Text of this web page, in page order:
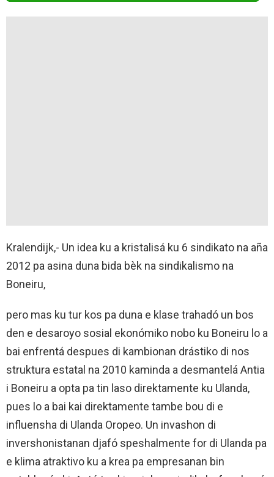
Kralendijk,- Un idea ku a kristalisá ku 6 sindikato na aña
2012 pa asina duna bida bèk na sindikalismo na
Boneiru,
pero mas ku tur kos pa duna e klase trahadó un bos
den e desaroyo sosial ekonómiko nobo ku Boneiru lo a
bai enfrentá despues di kambionan drástiko di nos
struktura estatal na 2010 kaminda a desmantelá Antia
i Boneiru a opta pa tin laso direktamente ku Ulanda,
pues lo a bai kai direktamente tambe bou di e
influensha di Ulanda Oropeo. Un invashon di
invershonistanan djafó speshalmente for di Ulanda pa
e klima atraktivo ku a krea pa empresanan bin